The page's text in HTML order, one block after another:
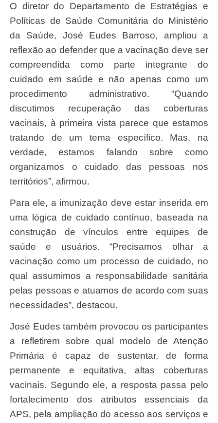
O diretor do Departamento de Estratégias e
Políticas de Saúde Comunitária do Ministério
da Saúde, José Eudes Barroso, ampliou a
reflexão ao defender que a vacinação deve ser
compreendida como parte integrante do
cuidado em saúde e não apenas como um
procedimento administrativo. “Quando
discutimos recuperação das coberturas
vacinais, à primeira vista parece que estamos
tratando de um tema específico. Mas, na
verdade, estamos falando sobre como
organizamos o cuidado das pessoas nos
territórios”, afirmou.
Para ele, a imunização deve estar inserida em
uma lógica de cuidado contínuo, baseada na
construção de vínculos entre equipes de
saúde e usuários. “Precisamos olhar a
vacinação como um processo de cuidado, no
qual assumimos a responsabilidade sanitária
pelas pessoas e atuamos de acordo com suas
necessidades”, destacou.
José Eudes também provocou os participantes
a refletirem sobre qual modelo de Atenção
Primária é capaz de sustentar, de forma
permanente e equitativa, altas coberturas
vacinais. Segundo ele, a resposta passa pelo
fortalecimento dos atributos essenciais da
APS, pela ampliação do acesso aos serviços e